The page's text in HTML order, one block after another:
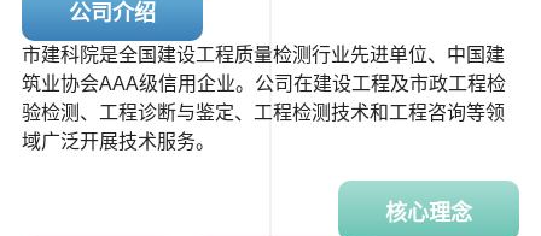
公司介绍
市建科院是全国建设工程质量检测行业先进单位、中国建
筑业协会AAA级信用企业。公司在建设工程及市政工程检
验检测、工程诊断与鉴定、工程检测技术和工程咨询等领
域广泛开展技术服务。
核心理念